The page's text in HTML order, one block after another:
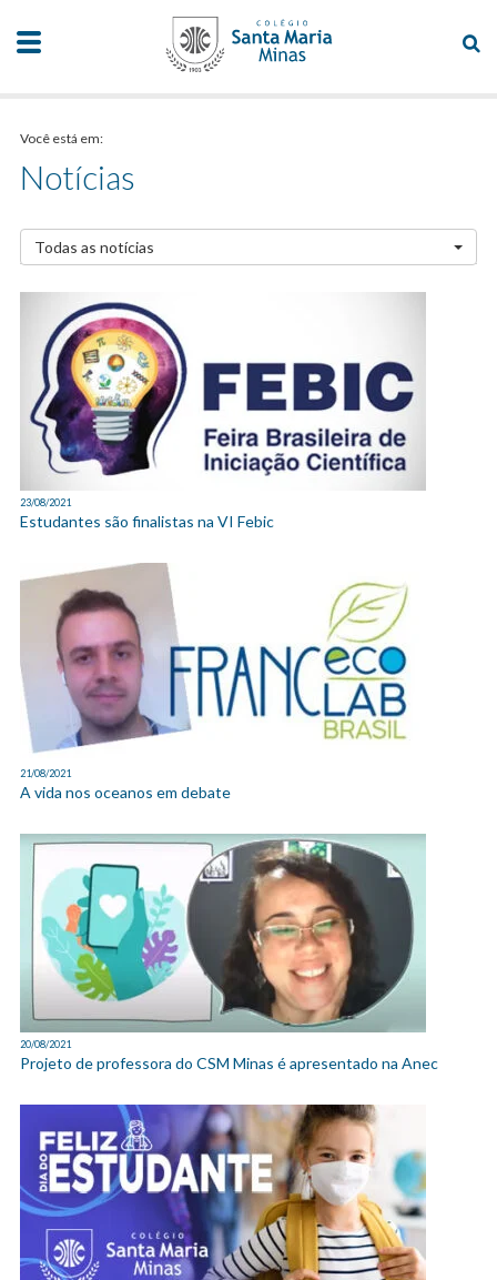
Você está em:
Notícias
Todas as notícias
23/08/2021
Estudantes são finalistas na VI Febic
21/08/2021
A vida nos oceanos em debate
20/08/2021
Projeto de professora do CSM Minas é apresentado na Anec